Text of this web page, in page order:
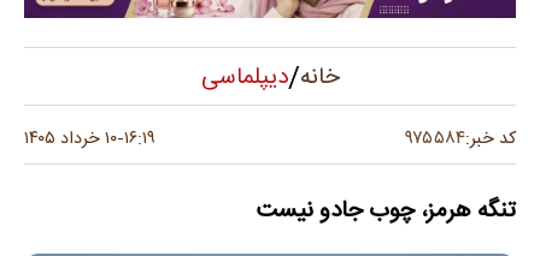
خانه/دیپلماسی
کد خبر:۹۷۵۵۸۴ ۱۶:۱۹-۱۰ خرداد ۱۴۰۵
تنگه هرمز، چوب جادو نیست